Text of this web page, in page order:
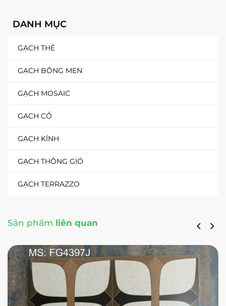
DANH MỤC
GẠCH THẺ
GẠCH BÔNG MEN
GẠCH MOSAIC
GẠCH CỔ
GẠCH KÍNH
GẠCH THÔNG GIÓ
GẠCH TERRAZZO
Sản phẩm liên quan